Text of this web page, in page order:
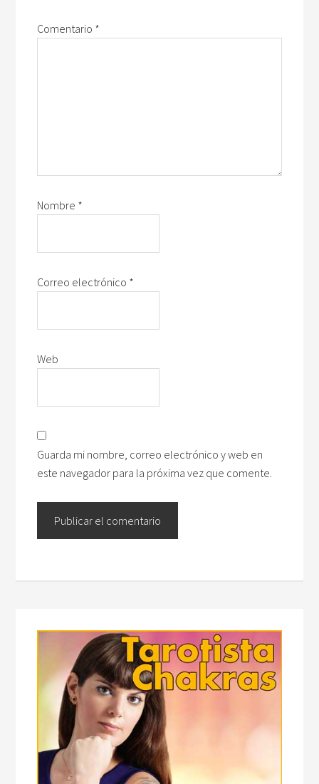
Comentario *
Nombre *
Correo electrónico *
Web
Guarda mi nombre, correo electrónico y web en
este navegador para la próxima vez que comente.